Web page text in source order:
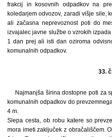
frakcij in kosovnih odpadkov na
koledarjem odvozov, zaradi višje sile,
ali začasna neprevoznost poti do
izvajalec javne službe o vzrokih
1 dan prej ali isti dan oziroma
komunalnih odpadkov.
33.
Najmanjša širina dostopne poti za
komunalnih odpadkov do
4 m.
Slepa cesta, ob robu katere so
mora imeti zaključek z obračališčem.